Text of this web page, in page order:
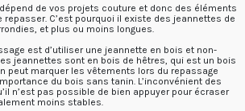
de vos projets couture et donc des éléments
repasser. C’est pourquoi il existe des jeannettes de
et plus ou moins longues.
est d’utiliser une jeannette en bois et non-
jeannettes sont en bois de hêtres, qui est un bois
peut marquer les vêtements lors du repassage
du bois sans tanin. L’inconvénient des
n’est pas possible de bien appuyer pour écraser
moins stables.